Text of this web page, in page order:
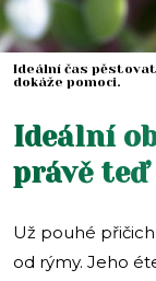
Ideální čas
dokáže pomoci.
Ideální
právě teď
Už pouhé
od rýmy. Jeho